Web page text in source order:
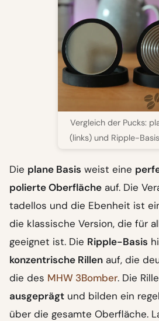
Vergleich der Pucks:
(links) und Ripple-
Die plane Basis weist eine
polierte Oberfläche auf. Die
tadellos und die Ebenheit ist
die klassische Version, die für
geeignet ist. Die Ripple-Basis
konzentrische Rillen auf, die
die des MHW 3Bomber. Die
ausgeprägt und bilden ein
über die gesamte Oberfläche.